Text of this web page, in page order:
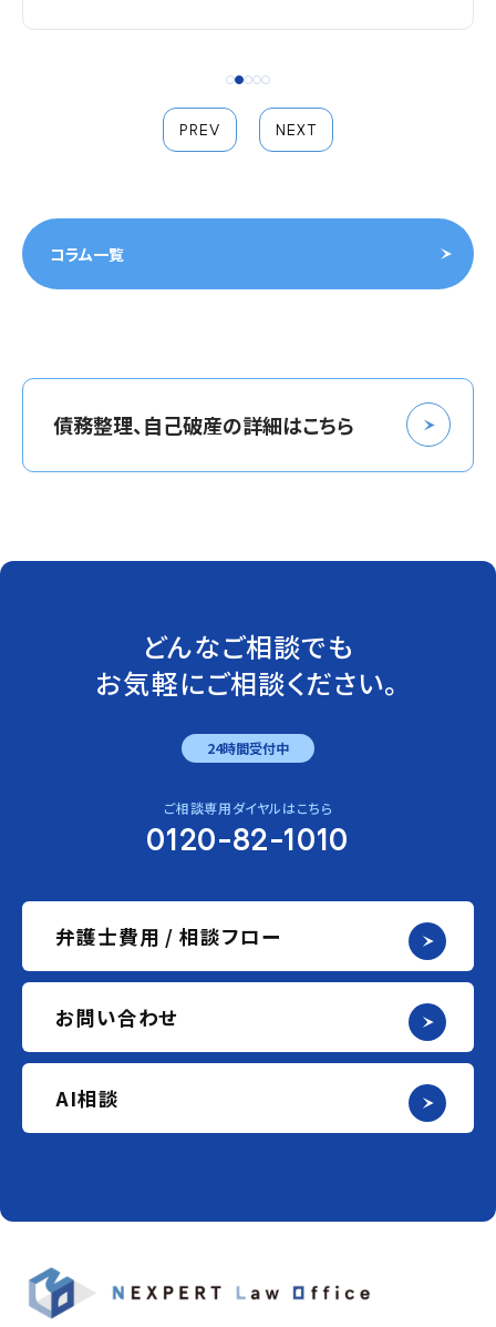
PREV NEXT
コラム一覧
債務整理、自己破産の詳細はこちら
どんなご相談でも
お気軽にご相談ください。
24時間受付中
ご相談専用ダイヤルはこちら
0120-82-1010
弁護士費用 / 相談フロー
お問い合わせ
AI相談